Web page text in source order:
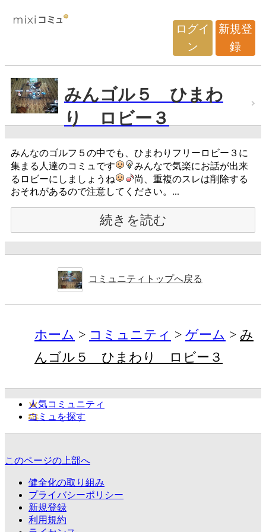
ログイ
ン
新規登
録
みんゴル５ ひまわ
り ロビー３
みんなのゴルフ５の中でも、ひまわりフリーロビー３に
集まる人達のコミュです
みんなで気楽にお話が出来
るロビーにしましょうね
尚、重複のスレは削除する
おそれがあるので注意してください。...
続きを読む
コミュニティトップへ戻る
ホーム コミュニティ ゲーム
み
んゴル５ ひまわり ロビー３
人気コミュニティ
コミュを探す
このページの上部へ
健全化の取り組み
プライバシーポリシー
新規登録
利用規約